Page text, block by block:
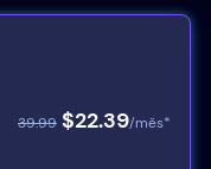
39.99 $22.39/měs*